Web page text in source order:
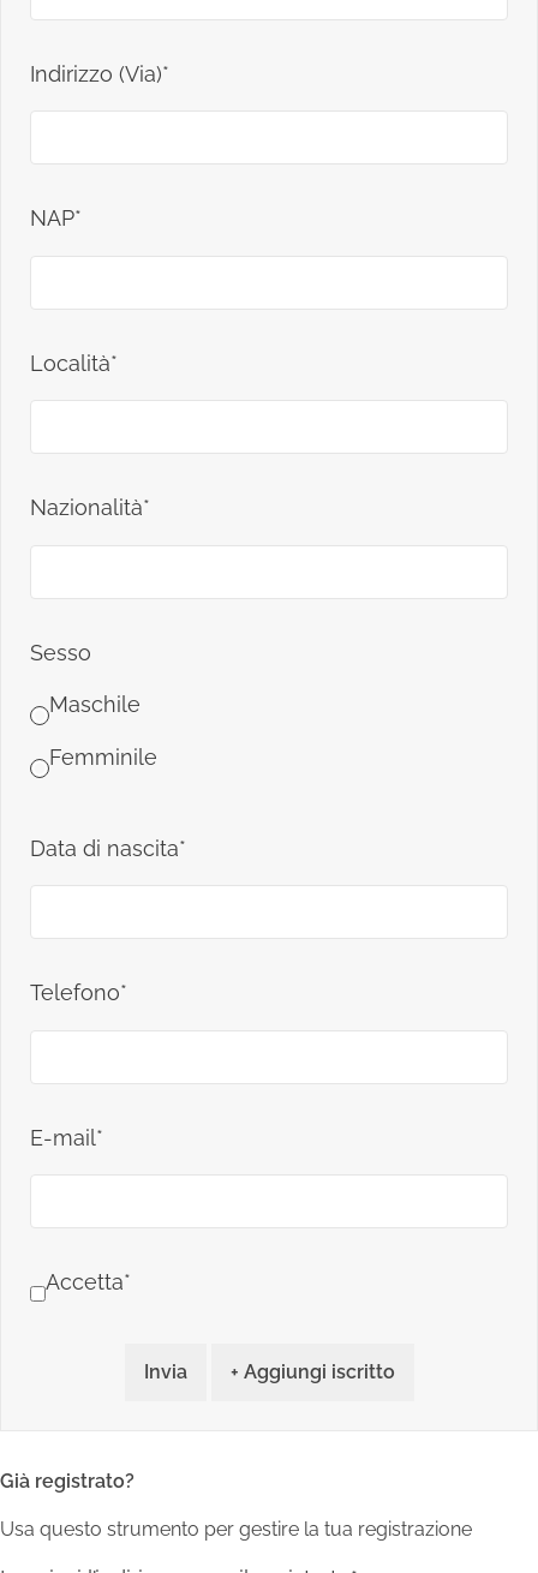
Indirizzo (Via)*
NAP*
Località*
Nazionalità*
Sesso
Maschile
Femminile
Data di nascita*
Telefono*
E-mail*
Accetta*
Invia + Aggiungi iscritto
Già registrato?
Usa questo strumento per gestire la tua registrazione